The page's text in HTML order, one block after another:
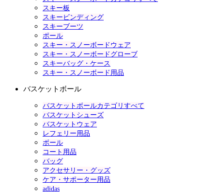
スキー板
スキービンディング
スキーブーツ
ポール
スキー・スノーボードウェア
スキー・スノーボードグローブ
スキーバッグ・ケース
スキー・スノーボード用品
バスケットボール
バスケットボールカテゴリすべて
バスケットシューズ
バスケットウェア
レフェリー用品
ボール
コート用品
バッグ
アクセサリー・グッズ
ケア・サポーター用品
adidas